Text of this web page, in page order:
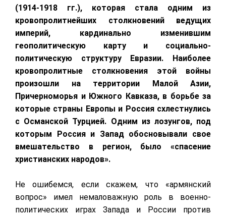
(1914-1918 гг.), которая стала одним из
кровопролитнейших столкновений ведущих
империй, кардинально изменившим
геополитическую карту и социально-
политическую структуру Евразии. Наиболее
кровопролитные столкновения этой войны
произошли на территории Малой Азии,
Причерноморья и Южного Кавказа, в борьбе за
которые страны Европы и Россия схлестнулись
с Османской Турцией. Одним из лозунгов, под
которым Россия и Запад обосновывали свое
вмешательство в регион, было «спасение
христианских народов».
Не ошибемся, если скажем, что «армянский
вопрос» имел немаловажную роль в военно-
политических играх Запада и России против